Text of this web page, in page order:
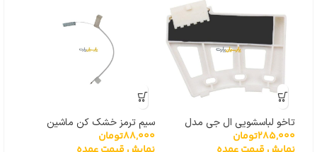
تاخو لباسشویی ال جی مدل
گیربکسی 6501KW2001A
285,000تومان
سیم ترمز خشک کن ماشین
لباسشویی
88,000تومان